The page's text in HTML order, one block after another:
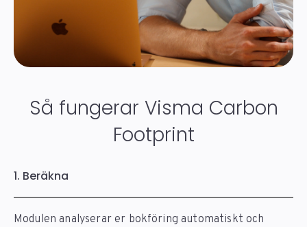
Så fungerar Visma Carbon
Footprint
1. Beräkna
Modulen analyserar er bokföring automatiskt och